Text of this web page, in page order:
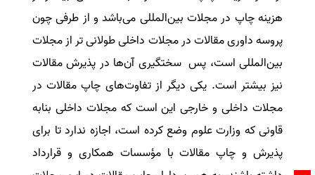
هزینه چاپ در مجلات بین‌المللی می‌باشد و از طرفی چون
پروسه داوری مقالات در مجلات داخلی طولانی تر از مجلات
بین‌المللی است، پس سختگیری آن‌ها در پذیرش مقالات
نیز بیشتر است. یکی دیگر از تفاوت‌های چاپ مقالات در
مجلات داخلی و خارجی این است که مجلات داخلی بنابه
قاونی که وزارت علوم وضع کرده است، اجازه ندارد تا برای
پذیرش و چاپ مقالات با مؤسسات همکاری و قرارداد